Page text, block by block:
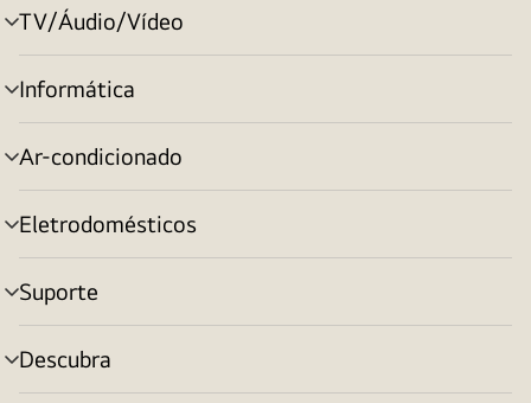
TV/Áudio/Vídeo
alternar
menu
Informática
alternar
menu
Ar-condicionado
alternar
menu
Eletrodomésticos
alternar
menu
Suporte
alternar
menu
Descubra
alternar
menu